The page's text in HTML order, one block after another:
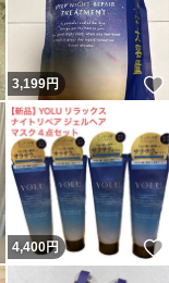
いいね！
3,199円
いいね！
4,400円